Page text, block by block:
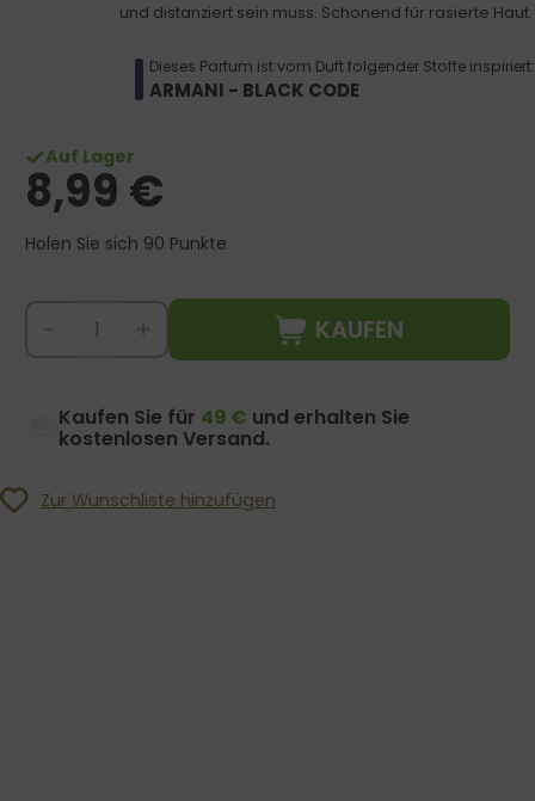
und distanziert sein muss. Schonend für rasierte Haut.
Dieses Parfum ist vom Duft folgender Stoffe inspiriert:
ARMANI - BLACK CODE
Auf Lager
8,99 €
Holen Sie sich 90 Punkte
KAUFEN
Kaufen Sie für 49 € und erhalten Sie
kostenlosen Versand.
Zur Wunschliste hinzufügen